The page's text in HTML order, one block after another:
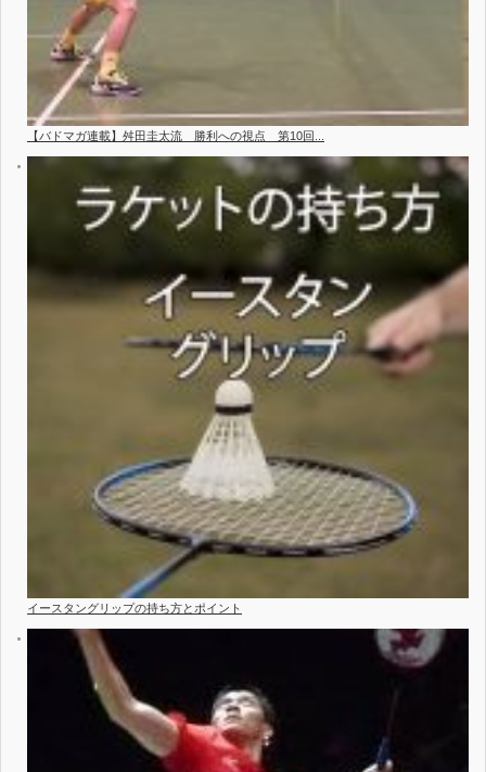
【バドマガ連載】舛田圭太流 勝利への視点 第10回...
イースタングリップの持ち方とポイント